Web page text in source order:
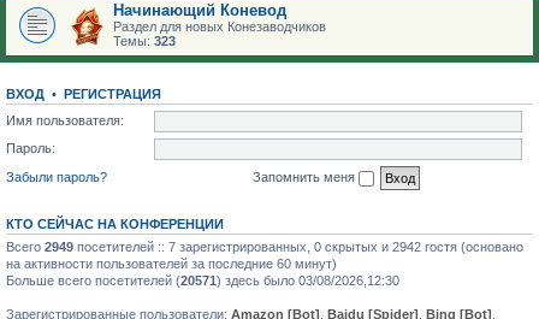
Начинающий Коневод
Раздел для новых Конезаводчиков
Темы: 323
ВХОД • РЕГИСТРАЦИЯ
Имя пользователя:
Пароль:
Забыли пароль?
Запомнить меня
КТО СЕЙЧАС НА КОНФЕРЕНЦИИ
Всего 2949 посетителей :: 7 зарегистрированных, 0 скрытых и 2942 гостя (основано
на активности пользователей за последние 60 минут)
Больше всего посетителей (20571) здесь было 03/08/2026,12:30
Зарегистрированные пользователи: Amazon [Bot] Baidu [Spider] Bing [Bot]